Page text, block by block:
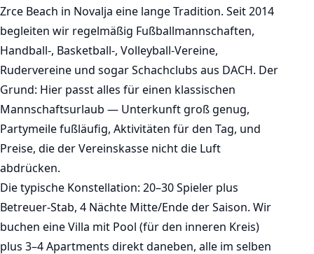
Zrce Beach in Novalja eine lange Tradition. Seit 2014
begleiten wir regelmäßig Fußballmannschaften,
Handball-, Basketball-, Volleyball-Vereine,
Rudervereine und sogar Schachclubs aus DACH. Der
Grund: Hier passt alles für einen klassischen
Mannschaftsurlaub — Unterkunft groß genug,
Partymeile fußläufig, Aktivitäten für den Tag, und
Preise, die der Vereinskasse nicht die Luft
abdrücken.
Die typische Konstellation: 20–30 Spieler plus
Betreuer-Stab, 4 Nächte Mitte/Ende der Saison. Wir
buchen eine Villa mit Pool (für den inneren Kreis)
plus 3–4 Apartments direkt daneben, alle im selben